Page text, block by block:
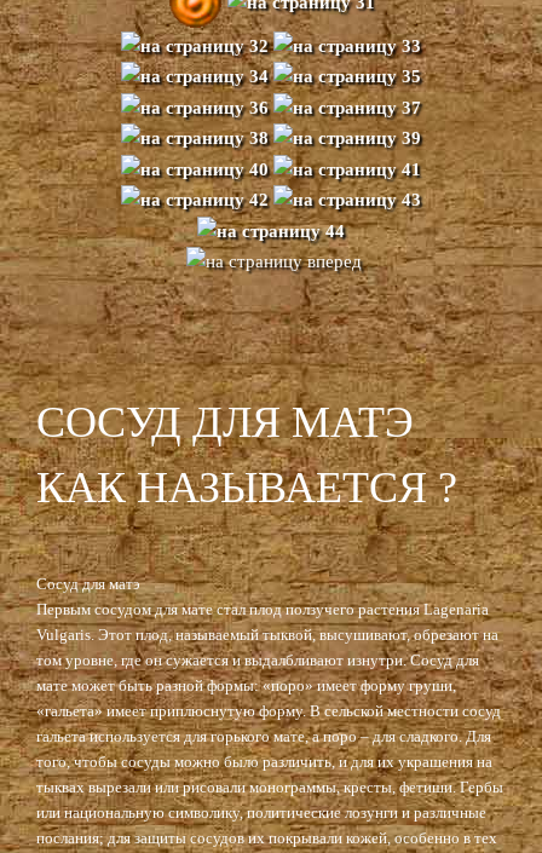
СОСУД ДЛЯ МАТЭ
КАК НАЗЫВАЕТСЯ ?
Сосуд для матэ
Первым сосудом для мате стал плод ползучего растения Lagenaria
Vulgaris. Этот плод, называемый тыквой, высушивают, обрезают на
том уровне, где он сужается и выдалбливают изнутри. Сосуд для
мате может быть разной формы: «поро» имеет форму груши,
«гальета» имеет приплюснутую форму. В сельской местности сосуд
гальета используется для горького мате, а поро – для сладкого. Для
того, чтобы сосуды можно было различить, и для их украшения на
тыквах вырезали или рисовали монограммы, кресты, фетиши. Гербы
или национальную символику, политические лозунги и различные
послания; для защиты сосудов их покрывали кожей, особенно в тех